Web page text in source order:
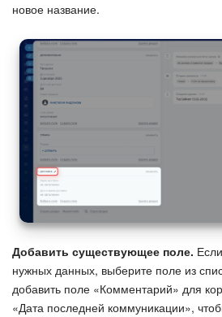
новое название.
Добавить существующее поле.
нужных данных, выберите поле из
добавить поле «Комментарий» для
«Дата последней коммуникации»,